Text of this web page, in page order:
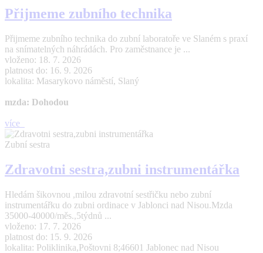
Přijmeme zubního technika
Přijmeme zubního technika do zubní laboratoře ve Slaném s praxí
na snímatelných náhrádách. Pro zaměstnance je ...
vloženo: 18. 7. 2026
platnost do: 16. 9. 2026
lokalita: Masarykovo náměstí, Slaný
mzda: Dohodou
více
Zubní sestra
Zdravotni sestra,zubni instrumentářka
Hledám šikovnou ,milou zdravotní sestřičku nebo zubní
instrumentářku do zubni ordinace v Jablonci nad Nisou.Mzda
35000-40000/měs.,5týdnů ...
vloženo: 17. 7. 2026
platnost do: 15. 9. 2026
lokalita: Poliklinika,Poštovni 8;46601 Jablonec nad Nisou